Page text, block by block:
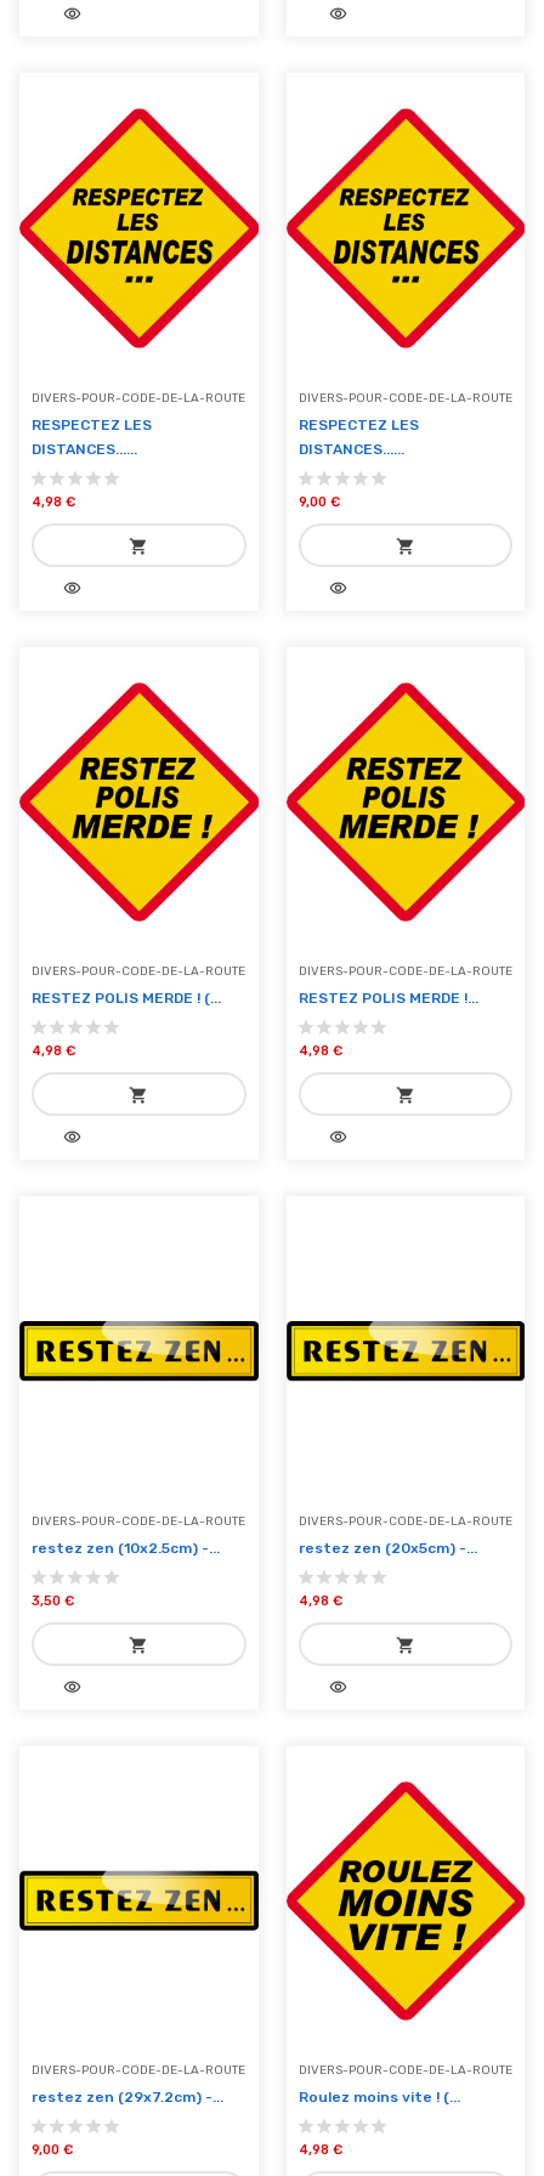
add_shopping_cartvisibility add_shopping_cartvisibility
DIVERS-POUR-CODE-DE-LA-ROUTE
RESPECTEZ LES
DISTANCES......
4,98 €
shopping_cart
add_shopping_cartvisibility
DIVERS-POUR-CODE-DE-LA-ROUTE
RESPECTEZ LES
DISTANCES......
9,00 €
shopping_cart
add_shopping_cartvisibility
DIVERS-POUR-CODE-DE-LA-ROUTE
RESTEZ POLIS MERDE ! (...
4,98 €
shopping_cart
add_shopping_cartvisibility
DIVERS-POUR-CODE-DE-LA-ROUTE
RESTEZ POLIS MERDE !...
4,98 €
shopping_cart
add_shopping_cartvisibility
DIVERS-POUR-CODE-DE-LA-ROUTE
restez zen (10x2.5cm) -...
3,50 €
shopping_cart
add_shopping_cartvisibility
DIVERS-POUR-CODE-DE-LA-ROUTE
restez zen (20x5cm) -...
4,98 €
shopping_cart
add_shopping_cartvisibility
DIVERS-POUR-CODE-DE-LA-ROUTE
restez zen (29x7.2cm) -...
9,00 €
DIVERS-POUR-CODE-DE-LA-ROUTE
Roulez moins vite ! (...
4,98 €